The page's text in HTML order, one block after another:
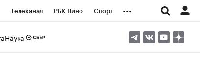
Телеканал РБК Вино Спорт ...